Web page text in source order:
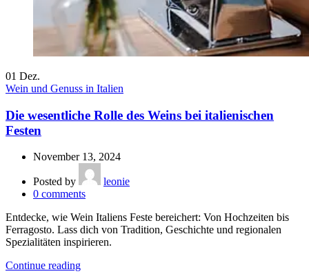
01 Dez.
Wein und Genuss in Italien
Die wesentliche Rolle des Weins bei italienischen
Festen
November 13, 2024
Posted by
leonie
0 comments
Entdecke, wie Wein Italiens Feste bereichert: Von Hochzeiten bis
Ferragosto. Lass dich von Tradition, Geschichte und regionalen
Spezialitäten inspirieren.
Continue reading